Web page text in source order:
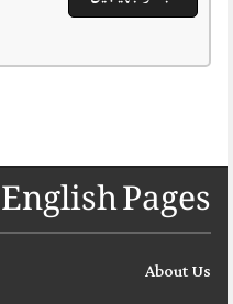
English Pages
About Us